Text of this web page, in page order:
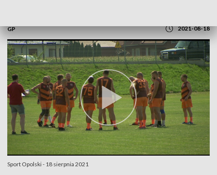
GP 2021-08-18
Sport Opolski - 18 sierpnia 2021